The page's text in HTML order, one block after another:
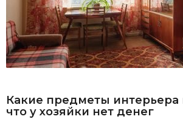
Какие предметы интерьера
что у хозяйки нет денег